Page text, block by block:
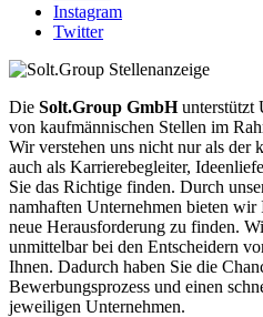
Instagram
Twitter
Die Solt.Group GmbHunterstützt
von kaufmännischen Stellen im
Wir verstehen uns nicht nur als der
auch als Karrierebegleiter,
Sie das Richtige finden. Durch
namhaften Unternehmen bieten
neue Herausforderung zu finden.
unmittelbar bei den Entscheidern
Ihnen. Dadurch haben Sie die
Bewerbungsprozess und einen
jeweiligen Unternehmen.